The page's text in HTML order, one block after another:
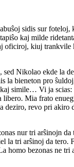
sidis sur
kaj milde
kiuj trankvile
Nikolao ekde la
la bieneton pro
simile… Vi ja
Mia frato
revo pri akiro
nur tri arŝinojn da
la tri arŝinoj da tero.
bezonas ne tri